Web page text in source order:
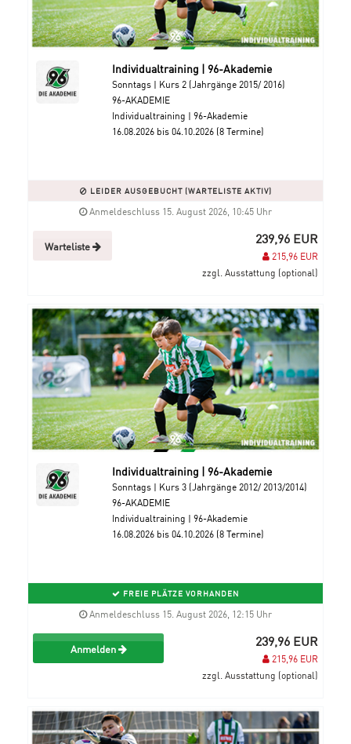
Individualtraining | 96-Akademie
Sonntags | Kurs 2 (Jahrgänge 2015/ 2016)
96-AKADEMIE
Individualtraining | 96-Akademie
16.08.2026 bis 04.10.2026 (8 Termine)
LEIDER AUSGEBUCHT (WARTELISTE AKTIV)
Anmeldeschluss 15. August 2026, 10:45 Uhr
Warteliste 239,96 EUR
215,96 EUR
zzgl. Ausstattung (optional)
Individualtraining | 96-Akademie
Sonntags | Kurs 3 (Jahrgänge 2012/ 2013/2014)
96-AKADEMIE
Individualtraining | 96-Akademie
16.08.2026 bis 04.10.2026 (8 Termine)
FREIE PLÄTZE VORHANDEN
Anmeldeschluss 15. August 2026, 12:15 Uhr
Anmelden 239,96 EUR
215,96 EUR
zzgl. Ausstattung (optional)